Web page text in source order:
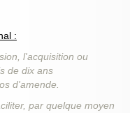
:
l'acquisition ou
de dix ans
d'amende.
par quelque moyen